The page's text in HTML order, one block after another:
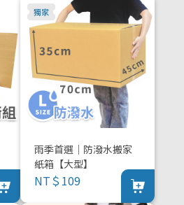
雨季首選｜防潑水搬家
紙箱【大型】
NT＄109